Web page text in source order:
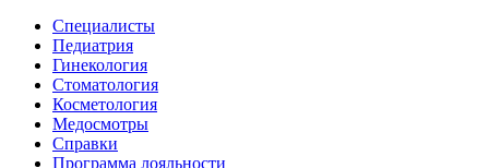
Специалисты
Педиатрия
Гинекология
Стоматология
Косметология
Медосмотры
Справки
Программа лояльности